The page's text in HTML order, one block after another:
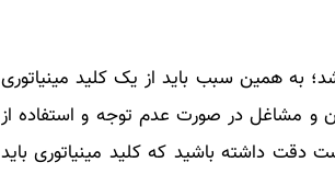
به همین سبب باید از یک کلید مینیاتوری
و مشاغل در صورت عدم توجه و استفاده از
داشته باشید که کلید مینیاتوری باید